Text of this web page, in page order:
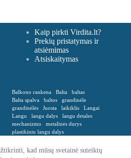
kad mūsų svetainė suteiktų
Kaip pirkti Virdita.lt?
Prekių pristatymas ir
atsiėmimas
Atsiskaitymas
Balkono rankena Balta
baltas
Balta spalva
baltos
grandinėle
grandinėlės
Juosta laikiklis
Langai
Langu
langu dalys
langu detales
mechanizmo
metalinės durys
plastikiniu langu dalys
Rankena
Remontas
roletu dalys
roletų ir žaliuzių dalys